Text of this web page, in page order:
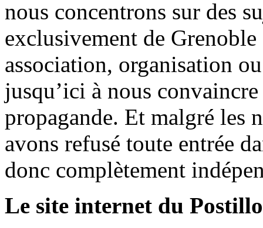
nous concentrons sur des
exclusivement de
association, organisation
jusqu’ici à nous
propagande. Et malgré les
avons refusé toute entrée
donc complètement
Le site internet du